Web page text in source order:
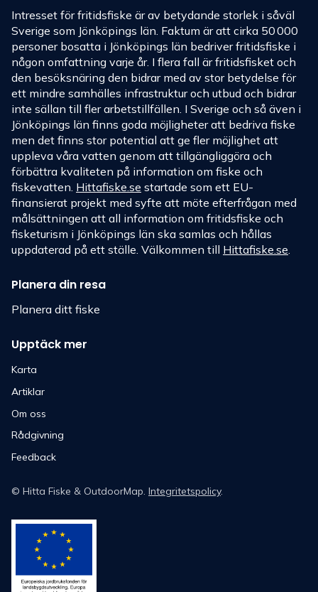
Intresset för fritidsfiske är av betydande storlek i såväl
Sverige som Jönköpings län. Faktum är att cirka 50 000
personer bosatta i Jönköpings län bedriver fritidsfiske i
någon omfattning varje år. I flera fall är fritidsfisket och
den besöksnäring den bidrar med av stor betydelse för
ett mindre samhälles infrastruktur och utbud och bidrar
inte sällan till fler arbetstillfällen. I Sverige och så även i
Jönköpings län finns goda möjligheter att bedriva fiske
men det finns stor potential att ge fler möjlighet att
uppleva våra vatten genom att tillgängliggöra och
förbättra kvaliteten på information om fiske och
fiskevatten. Hittafiske.se startade som ett EU-
finansierat projekt med syfte att möte efterfrågan med
målsättningen att all information om fritidsfiske och
fisketurism i Jönköpings län ska samlas och hållas
uppdaterad på ett ställe. Välkommen till Hittafiske.se.
Planera din resa
Planera ditt fiske
Upptäck mer
Karta
Artiklar
Om oss
Rådgivning
Feedback
© Hitta Fiske & OutdoorMap. Integritetspolicy.